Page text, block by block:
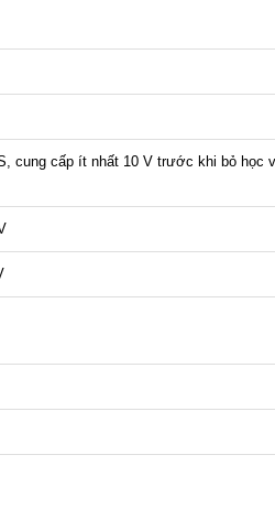
cung cấp ít nhất 10 V trước khi bỏ học